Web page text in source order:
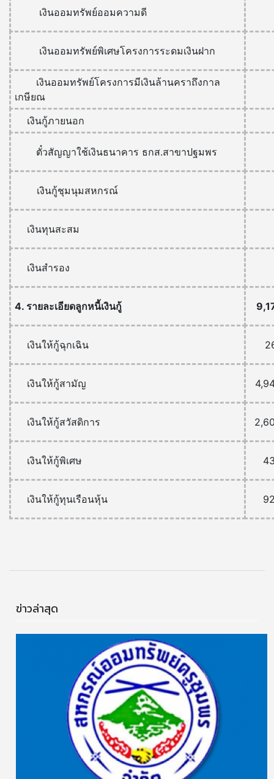
เงินออมทรัพย์ออมความดี
เงินออมทรัพย์พิเศษโครงการระดมเงินฝาก
เงินออมทรัพย์โครงการมีเงินล้านคราถึงกาล
เกษียณ
เงินกู้ภายนอก
ตั๋วสัญญาใช้เงินธนาคาร ธกส.สาขาปฐมพร
เงินกู้ชุมนุมสหกรณ์
เงินทุนสะสม
เงินสำรอง
4. รายละเอียดลูกหนี้เงินกู้
เงินให้กู้ฉุกเฉิน
เงินให้กู้สามัญ
เงินให้กู้สวัสดิการ
เงินให้กู้พิเศษ
เงินให้กู้ทุนเรือนหุ้น
ข่าวล่าสุด